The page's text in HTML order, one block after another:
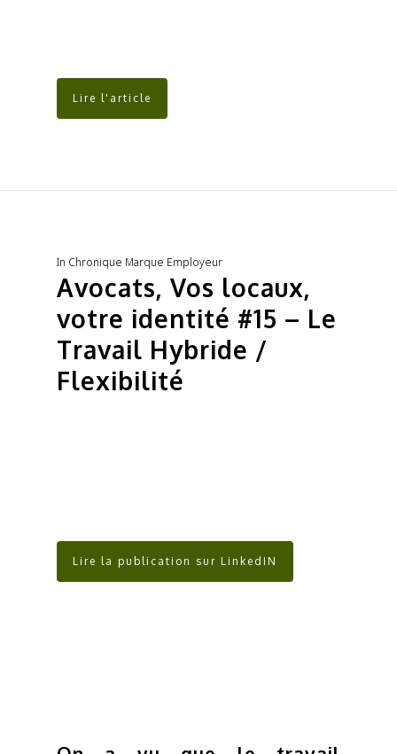
Lire l'article
In Chronique Marque Employeur
Avocats, Vos locaux,
votre identité #15 – Le
Travail Hybride /
Flexibilité
Lire la publication sur LinkedIN